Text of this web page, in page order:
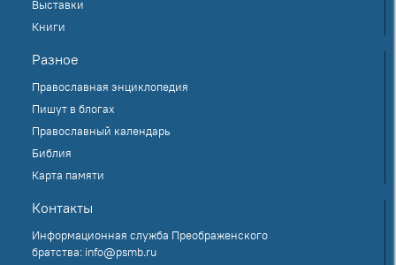
Выставки
Книги
Разное
Православная энциклопедия
Пишут в блогах
Православный календарь
Библия
Карта памяти
Контакты
Информационная служба Преображенского
братства: info@psmb.ru